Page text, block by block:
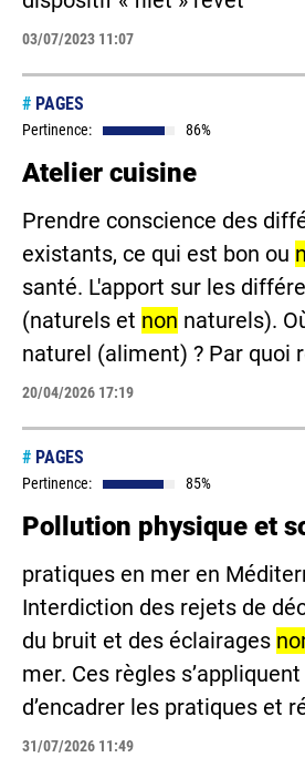
03/07/2023 11:07
# PAGES
Pertinence: 86%
Atelier cuisine
Prendre conscience des
existants, ce qui est bon ou
santé. L'apport sur les
(naturels et non naturels).
naturel (aliment) ? Par quoi
20/04/2026 17:19
# PAGES
Pertinence: 85%
Pollution physique et
pratiques en mer en
Interdiction des rejets de
du bruit et des éclairages
mer. Ces règles
d’encadrer les pratiques et
31/07/2026 11:49